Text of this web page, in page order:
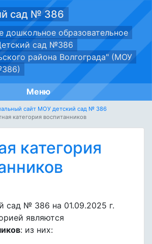
сад № 386
дошкольное образовательное
сад №386
района Волгограда" (МОУ
Меню
сайт МОУ детский сад № 386
категория воспитанников
категория
сад № 386 на 01.09.2025 г.
являются
: из них: